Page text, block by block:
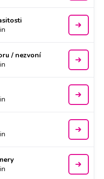
/ nezvoní